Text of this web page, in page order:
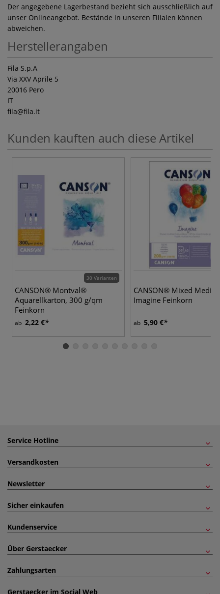
Der angegebene Lagerbestand bezieht sich ausschließlich auf
unser Onlineangebot. Bestände in unseren Filialen können
abweichen.
Herstellerangaben
Fila S.p.A
Via XXV Aprile 5
20016 Pero
IT
fila@fila.it
Kunden kauften auch diese Artikel
30 Varianten
CANSON® Montval®
Aquarellkarton, 300 g/qm
Feinkorn
ab 2,22 €
CANSON® Mixed Media
Imagine Feinkorn
ab 5,90 €
Service Hotline
Versandkosten
Newsletter
Sicher einkaufen
Kundenservice
Über Gerstaecker
Zahlungsarten
Gerstaecker im Social Web